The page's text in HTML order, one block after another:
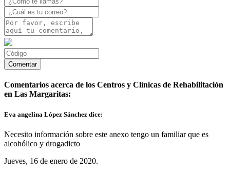
Comentarios acerca de los Centros y Clínicas de Rehabilitación
en Las Margaritas:
Eva angelina López Sánchez dice:
Necesito información sobre este anexo tengo un familiar que es
alcohólico y drogadicto
Jueves, 16 de enero de 2020.